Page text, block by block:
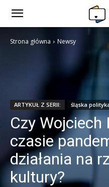
Strona główna Newsy
ARTYKUŁ Z SERII: śląska
Czy Wojciech
czasie
działania na
kultury?